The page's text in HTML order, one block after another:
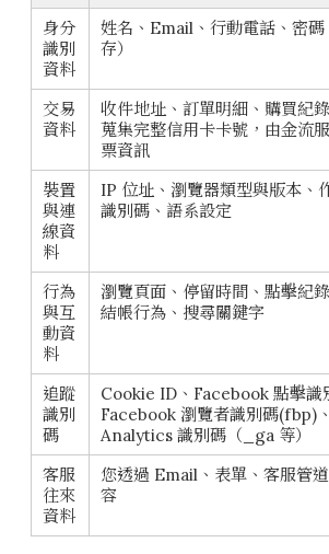
身分
識別
資料
姓名、Email、行動電話、密
存）
交易
資料
收件地址、訂單明細、購買紀
蒐集完整信用卡卡號，由金流
票資訊
裝置
與連
線資
料
IP 位址、瀏覽器類型與版本、
識別碼、語系設定
行為
與互
動資
料
瀏覽頁面、停留時間、點擊紀
結帳行為、搜尋關鍵字
追蹤
識別
碼
Cookie ID、Facebook 點擊識
Facebook 瀏覽者識別碼(fbp)
Analytics 識別碼（_ga 等）
客服
往來
資料
您透過 Email、表單、客服管
容